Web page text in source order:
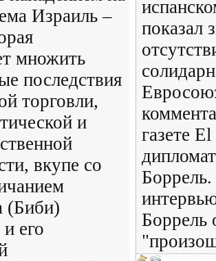
Израиль –
множить
последствия
торговли,
и
вкупе со
(Биби)
его
показал
газете
Боррель